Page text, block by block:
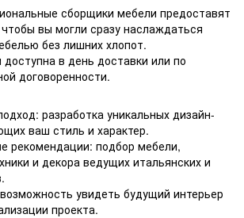
сборщики мебели предоставят
чтобы вы могли сразу наслаждаться
без лишних хлопот.
в день доставки или по
договоренности.
разработка уникальных дизайн-
ваш стиль и характер.
рекомендации: подбор мебели,
и декора ведущих итальянских и
увидеть будущий интерьер
проекта.